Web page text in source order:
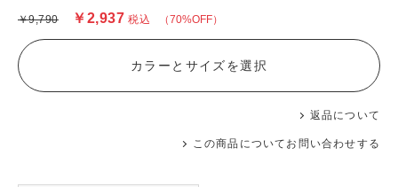
（70%OFF）
￥2,937 税込
￥9,790
返品について
この商品についてお問い合わせする
カラーとサイズを選択